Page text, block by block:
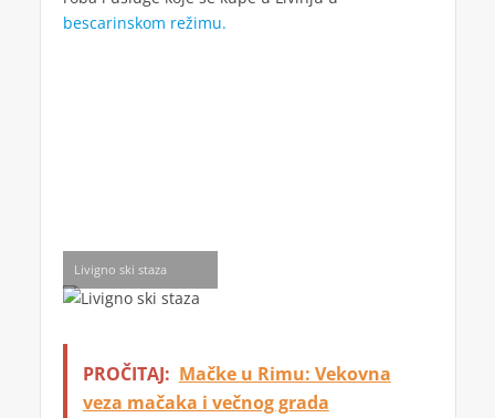
bescarinskom režimu.
Livigno ski staza
PROČITAJ: Mačke u Rimu: Vekovna
veza mačaka i večnog grada